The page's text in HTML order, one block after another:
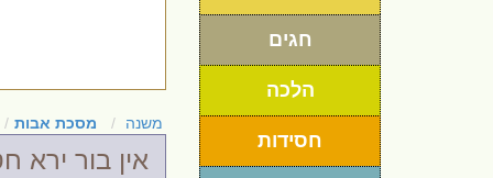
חגים
הלכה
חסידות
משנה מסכת אבות
אין בור ירא